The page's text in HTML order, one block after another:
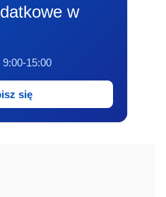
w
9:00-15:00
się